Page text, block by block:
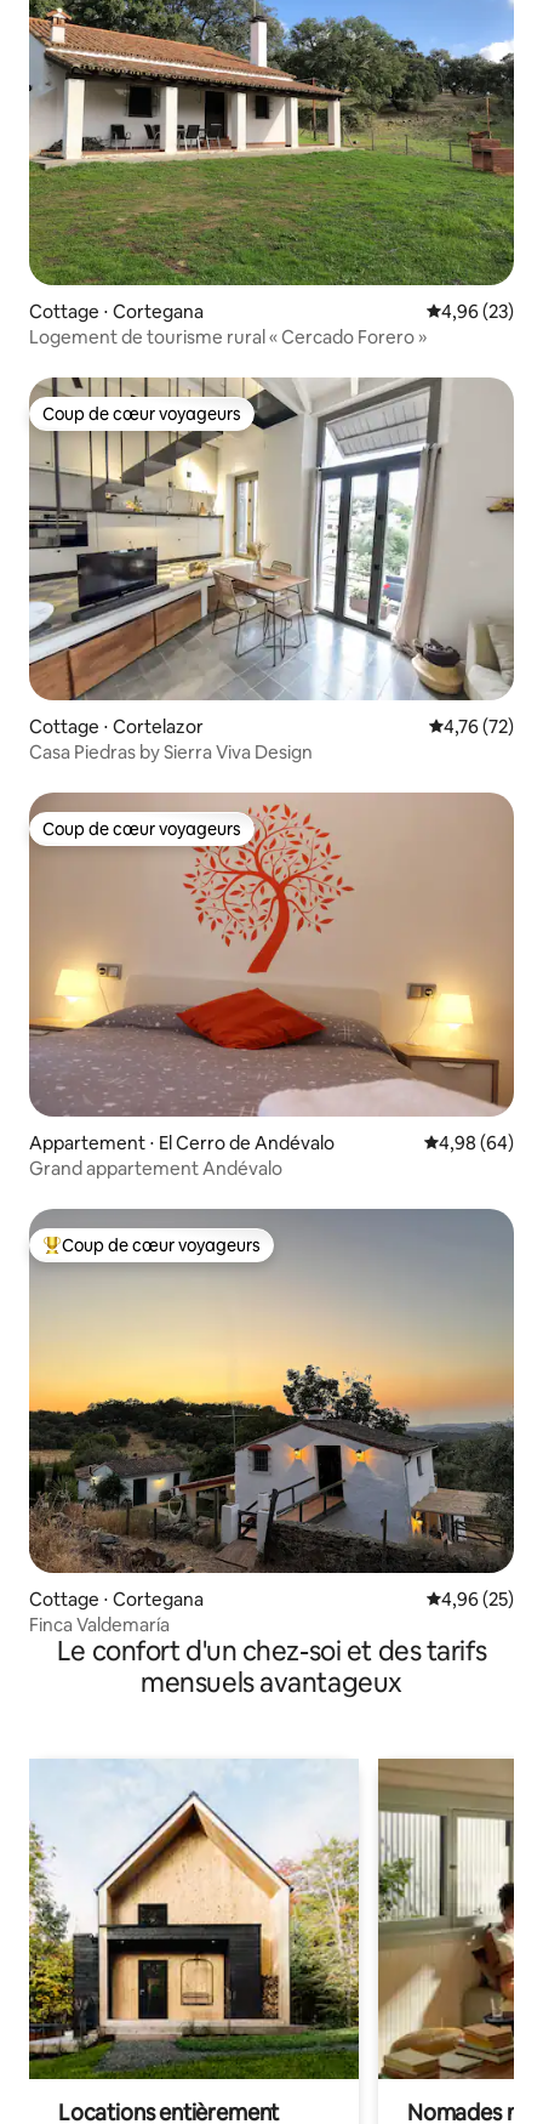
Cottage ⋅ Cortegana Évaluation
4,96 (23)
Logement de tourisme rural « Cercado Forero »
Coup de cœur voyageurs
Coup de cœur voyageurs
Cottage ⋅ Cortelazor Évaluation
4,76 (72)
Casa Piedras by Sierra Viva Design
Coup de cœur voyageurs
Coup de cœur voyageurs
Appartement ⋅ El Cerro de Andévalo Évaluation
4,98 (64)
Grand appartement Andévalo
Coups de cœur voyageurs les plus appréciés
Coup de cœur voyageurs
Cottage ⋅ Cortegana Évaluation
4,96 (25)
Finca Valdemaría
Le confort d'un chez-soi et des tarifs
mensuels avantageux
Locations entièrement Nomades